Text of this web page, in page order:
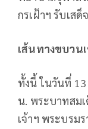
กรเฝ้าฯ รับเส
เส้นทางขบว
ทั้งนี้ ในวันที่
น. พระบาทสม
เจ้าฯ พระบรม